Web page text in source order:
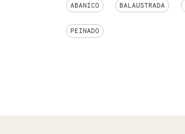
ABANICO BALAUSTRADA
PEINADO